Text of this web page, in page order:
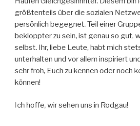
größtenteils über die sozialen
persönlich begegnet. Teil einer
bekloppter zu sein, ist genau so gut,
selbst. Ihr, liebe Leute, habt mich
unterhalten und vor allem inspiriert
sehr froh, Euch zu kennen oder noch
können!
Ich hoffe, wir sehen uns in Rodgau!